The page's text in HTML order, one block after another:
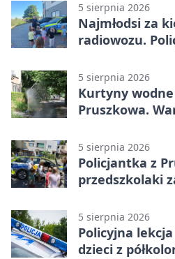
5 sierpnia 2026
Najmłodsi za
radiowozu.
5 sierpnia 2026
Kurtyny
Pruszkowa.
5 sierpnia 2026
Policjantka z
przedszkolaki
5 sierpnia 2026
Policyjna
dzieci z